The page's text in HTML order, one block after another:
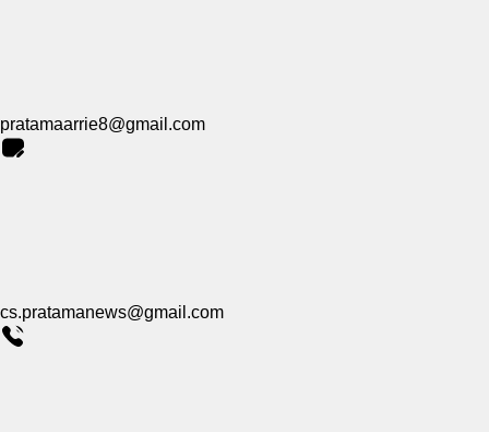
pratamaarrie8@gmail.com
cs.pratamanews@gmail.com